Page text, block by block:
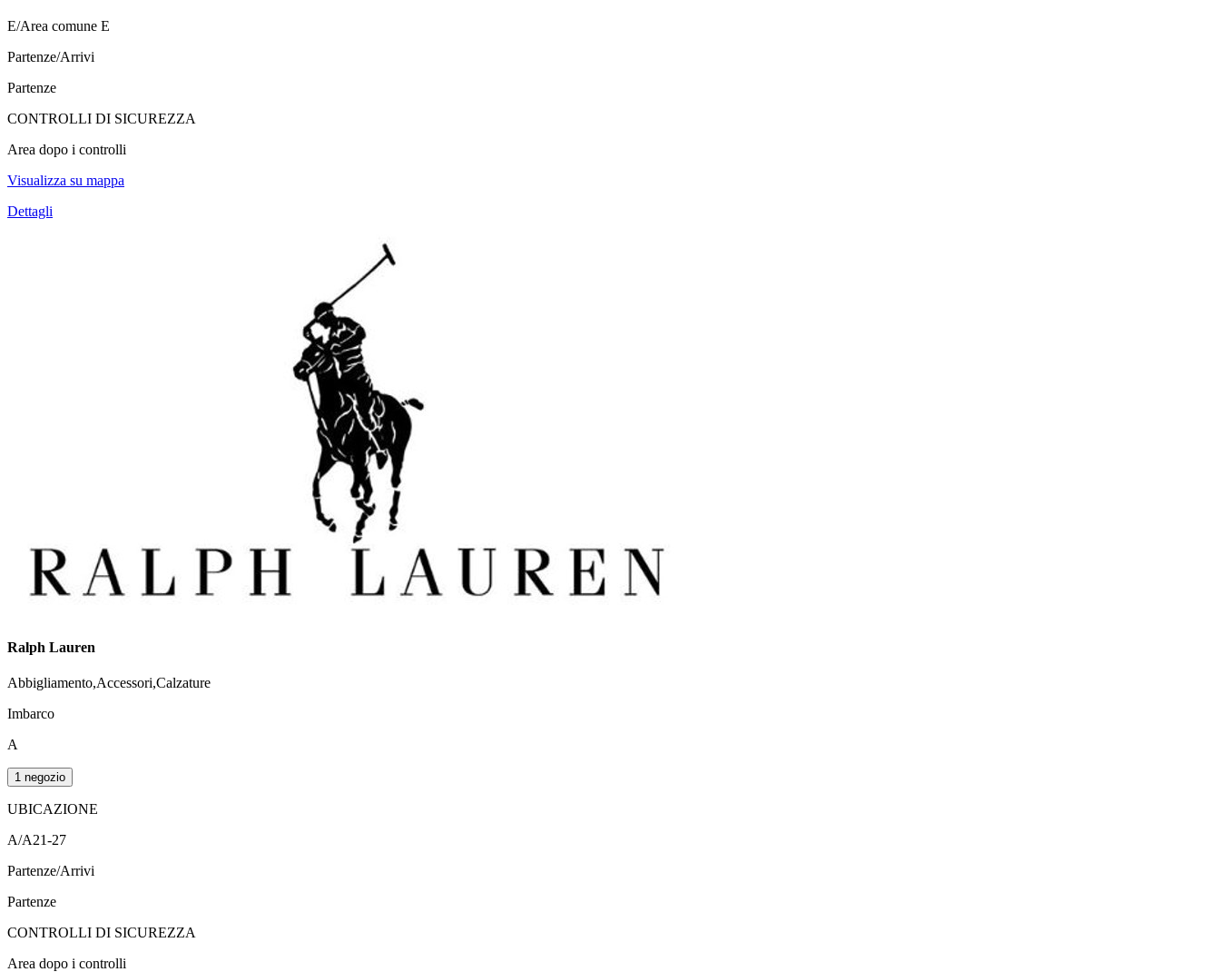
E/Area comune E
Partenze/Arrivi
Partenze
CONTROLLI DI SICUREZZA
Area dopo i controlli
Visualizza su mappa
Dettagli
Ralph Lauren
Abbigliamento,Accessori,Calzature
Imbarco
A
1 negozio
UBICAZIONE
A/A21-27
Partenze/Arrivi
Partenze
CONTROLLI DI SICUREZZA
Area dopo i controlli